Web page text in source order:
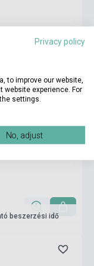
beszerzési idő
Privacy policy
to improve our website,
website experience. For
settings.
No, adjust